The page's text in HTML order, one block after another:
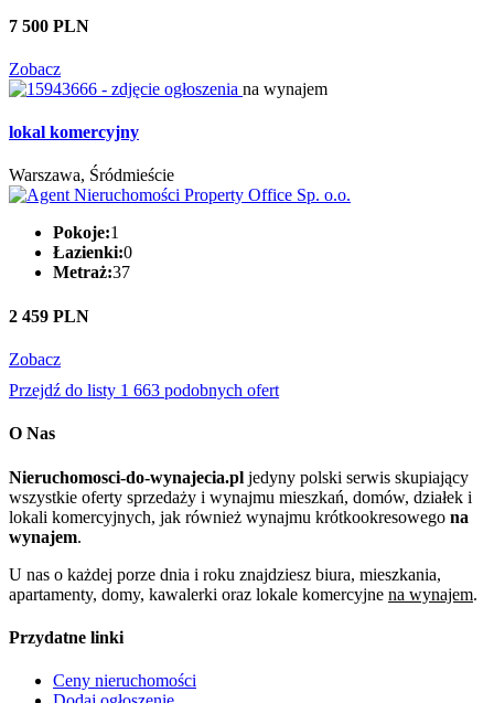
7 500 PLN
Zobacz
na wynajem
lokal komercyjny
Warszawa, Śródmieście
Pokoje:1
Łazienki:0
Metraż:37
2 459 PLN
Zobacz
Przejdź do listy 1 663 podobnych ofert
O Nas
Nieruchomosci-do-wynajecia.pl jedyny polski serwis skupiający
wszystkie oferty sprzedaży i wynajmu mieszkań, domów, działek i
lokali komercyjnych, jak również wynajmu krótkookresowego na
wynajem.
U nas o każdej porze dnia i roku znajdziesz biura, mieszkania,
apartamenty, domy, kawalerki oraz lokale komercyjne na wynajem.
Przydatne linki
Ceny nieruchomości